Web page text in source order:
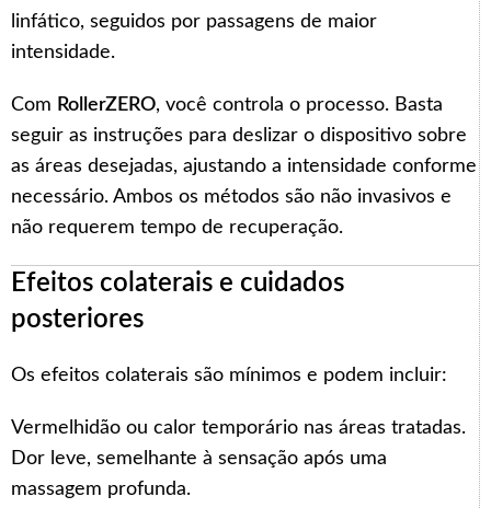
linfático, seguidos por passagens de maior
intensidade.
Com RollerZERO, você controla o processo. Basta
seguir as instruções para deslizar o dispositivo sobre
as áreas desejadas, ajustando a intensidade conforme
necessário. Ambos os métodos são não invasivos e
não requerem tempo de recuperação.
Efeitos colaterais e cuidados
posteriores
Os efeitos colaterais são mínimos e podem incluir:
Vermelhidão ou calor temporário nas áreas tratadas.
Dor leve, semelhante à sensação após uma
massagem profunda.